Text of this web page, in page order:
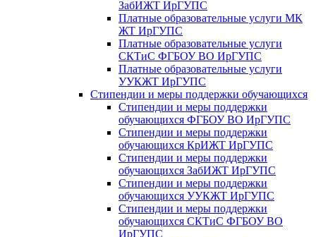
ЗабИЖТ ИрГУПС
Платные образовательные услуги МК
ЖТ ИрГУПС
Платные образовательные услуги
СКТиС ФГБОУ ВО ИрГУПС
Платные образовательные услуги
УУКЖТ ИрГУПС
Стипендии и меры поддержки обучающихся
Стипендии и меры поддержки
обучающихся ФГБОУ ВО ИрГУПС
Стипендии и меры поддержки
обучающихся КрИЖТ ИрГУПС
Стипендии и меры поддержки
обучающихся ЗабИЖТ ИрГУПС
Стипендии и меры поддержки
обучающихся УУКЖТ ИрГУПС
Стипендии и меры поддержки
обучающихся СКТиС ФГБОУ ВО
ИрГУПС